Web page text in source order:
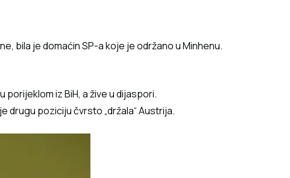
bila je domaćin SP-a koje je održano u Minhenu.
iz BiH, a žive u dijaspori.
drugu poziciju čvrsto „držala“ Austrija.